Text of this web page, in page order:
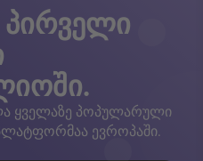
ყველაზე პოპულარული
ევროპაში.